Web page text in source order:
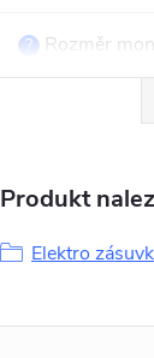
? Rozměr
Produkt
Elektro